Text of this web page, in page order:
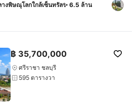
งพิษณุโลกใกล้เซ็นทรัล✨ 6.5 ล้าน
฿ 35,700,000
ศรีราชา ชลบุรี
595 ตารางวา